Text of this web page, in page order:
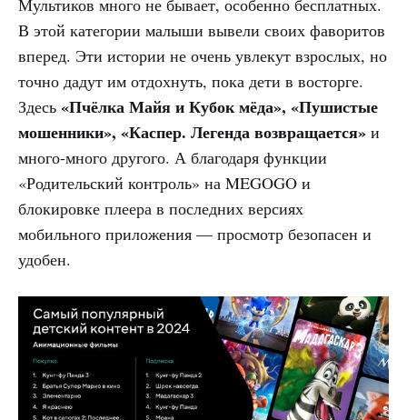
Мультиков много не бывает, особенно бесплатных.
В этой категории малыши вывели своих фаворитов
вперед. Эти истории не очень увлекут взрослых, но
точно дадут им отдохнуть, пока дети в восторге.
Здесь «Пчёлка Майя и Кубок мёда», «Пушистые
мошенники», «Каспер. Легенда возвращается» и
много-много другого. А благодаря функции
«Родительский контроль» на MEGOGO и
блокировке плеера в последних версиях
мобильного приложения — просмотр безопасен и
удобен.